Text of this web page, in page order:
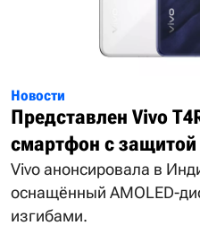
Новости
Представлен Vivo
смартфон с защитой
Vivo анонсировала в
оснащённый AMOLED-
изгибами.